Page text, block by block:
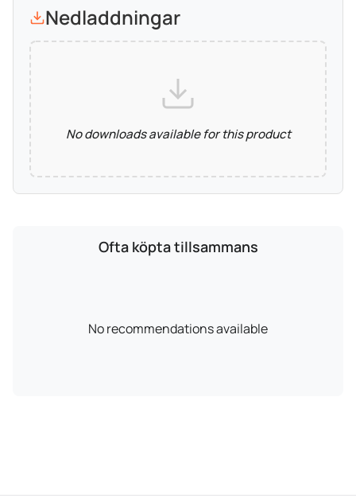
Nedladdningar
No downloads available for this product
Ofta köpta tillsammans
No recommendations available